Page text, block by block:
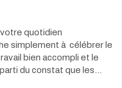
quotidien
simplement à célébrer le
bien accompli et le
du constat que les…